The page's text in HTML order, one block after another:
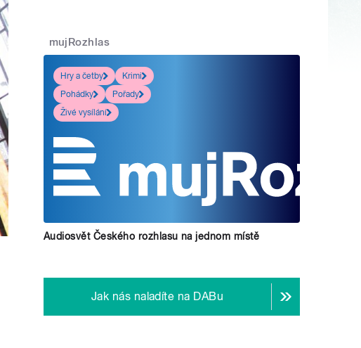
mujRozhlas
Hry a četby
Krimi
Pohádky
Pořady
Živé vysílání
Audiosvět Českého rozhlasu na jednom místě
Jak nás naladíte na DABu